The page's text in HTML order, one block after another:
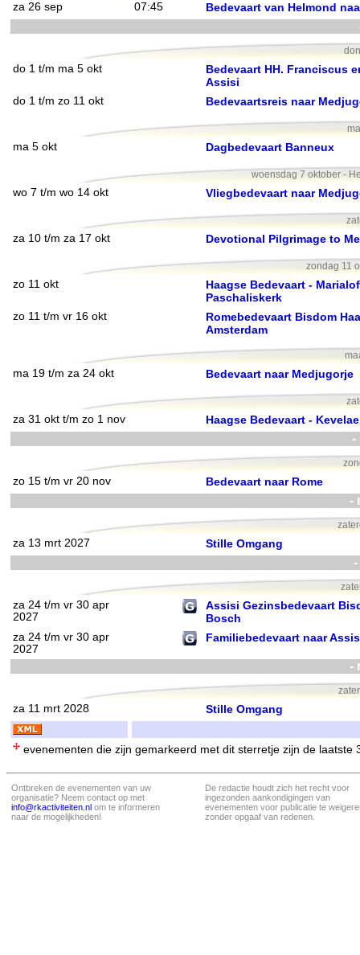
za 26 sep 07:45 Bedevaart van Helmond
do 1 t/m ma 5 okt
Bedevaart HH. Franciscus
Assisi
do 1 t/m zo 11 okt Bedevaartsreis naar
ma 5 okt Dagbedevaart Banneux
woensdag 7 oktober -
wo 7 t/m wo 14 okt Vliegbedevaart naar
za 10 t/m za 17 okt Devotional Pilgrimage to
zondag 11
zo 11 okt
Haagse Bedevaart - Marialof
Paschaliskerk
zo 11 t/m vr 16 okt
Romebedevaart Bisdom
Amsterdam
ma 19 t/m za 24 okt Bedevaart naar Medjugorje
za 31 okt t/m zo 1 nov Haagse Bedevaart -
-
zo 15 t/m vr 20 nov Bedevaart naar Rome
-
za 13 mrt 2027 Stille Omgang
za 24 t/m vr 30 apr
2027
Assisi Gezinsbedevaart
Bosch
za 24 t/m vr 30 apr
2027
Familiebedevaart naar
-
za 11 mrt 2028 Stille Omgang
evenementen die zijn gemarkeerd met dit sterretje zijn de laatste
Ontbreken de evenementen van uw
organisatie? Neem contact op met
info@rkactiviteiten.nl om te informeren
naar de mogelijkheden!
De redactie houdt zich het recht voor
ingezonden aankondigingen van
evenementen voor publicatie te
zonder opgaaf van redenen.